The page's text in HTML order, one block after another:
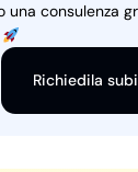
una consulenza
Richiedila